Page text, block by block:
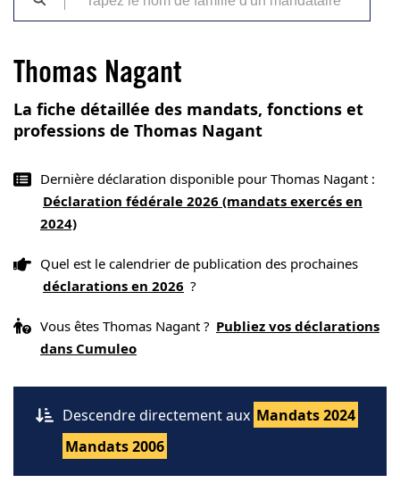
Thomas Nagant
La fiche détaillée des mandats, fonctions et
professions de Thomas Nagant
Dernière déclaration disponible pour Thomas Nagant :
Déclaration fédérale 2026 (mandats exercés en
2024)
Quel est le calendrier de publication des prochaines
déclarations en 2026 ?
Vous êtes Thomas Nagant ? Publiez vos déclarations
dans Cumuleo
Descendre directement aux Mandats 2024
Mandats 2006